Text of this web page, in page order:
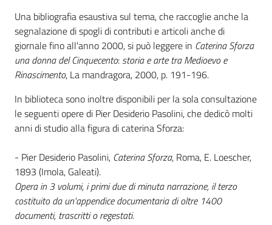
Risorse
online
Casa
Piani
Archivio
storico
Decentrate
Una bibliografia esaustiva sul tema, che raccoglie anche la
segnalazione di spogli di contributi e articoli anche di
giornale fino all'anno 2000, si può leggere in Caterina Sforza
una donna del Cinquecento: storia e arte tra Medioevo e
Rinascimento, La mandragora, 2000, p. 191-196.
In biblioteca sono inoltre disponibili per la sola consultazione
le seguenti opere di Pier Desiderio Pasolini, che dedicò molti
anni di studio alla figura di caterina Sforza:
- Pier Desiderio Pasolini, Caterina Sforza, Roma, E. Loescher,
1893 (Imola, Galeati).
Opera in 3 volumi, i primi due di minuta narrazione, il terzo
costituito da un'appendice documentaria di oltre 1400
documenti, trascritti o regestati.